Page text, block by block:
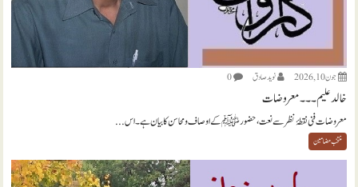
جون 10, 2026 نويد صادق 0
خالد علیم ۔۔۔ معروضات
معروضات فنی نقطۂ نظر سے نعت، حضور ﷺ کے اوصاف و محاسن کا بیان ہے۔ اس...
منتخب مضامين